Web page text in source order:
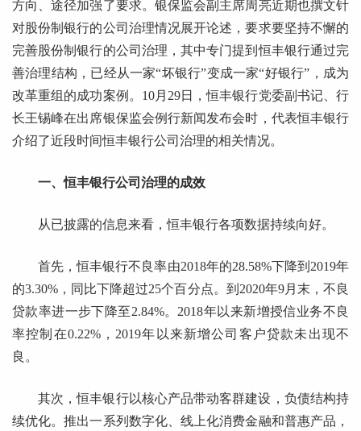
方向、途径加强了要求。银保监会副主席周亮近期也撰文针
对股份制银行的公司治理情况展开论述，要求要坚持不懈的
完善股份制银行的公司治理，其中专门提到恒丰银行通过完
善治理结构，已经从一家“坏银行”变成一家“好银行”，成为
改革重组的成功案例。10月29日，恒丰银行党委副书记、行
长王锡峰在出席银保监会例行新闻发布会时，代表恒丰银行
介绍了近段时间恒丰银行公司治理的相关情况。
一、恒丰银行公司治理的成效
从已披露的信息来看，恒丰银行各项数据持续向好。
首先，恒丰银行不良率由2018年的28.58%下降到2019年
的3.30%，同比下降超过25个百分点。到2020年9月末，不良
贷款率进一步下降至2.84%。2018年以来新增授信业务不良
率控制在0.22%，2019年以来新增公司客户贷款未出现不
良。
其次，恒丰银行以核心产品带动客群建设，负债结构持
续优化。推出一系列数字化、线上化消费金融和普惠产品，